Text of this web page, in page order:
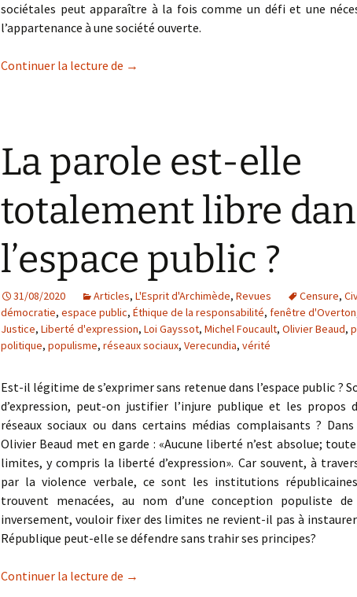
sociétales peut apparaître à la fois comme un défi et une
l’appartenance à une société ouverte.
Continuer la lecture de Démocratie en transition : les
→
La parole est-elle
totalement libre
l’espace public ?
31/08/2020 Articles, L'Esprit d'Archimède, Revues Censure,
démocratie, espace public, Éthique de la responsabilité, fenêtre d'Overton
Justice, Liberté d'expression, Loi Gayssot, Michel Foucault, Olivier Beaud,
politique, populisme, réseaux sociaux, Verecundia, vérité
Est-il légitime de s’exprimer sans retenue dans l’espace public ?
d’expression, peut-on justifier l’injure publique et les propos
réseaux sociaux ou dans certains médias complaisants ?
Olivier Beaud met en garde : «Aucune liberté n’est absolue;
limites, y compris la liberté d’expression». Car souvent, à
par la violence verbale, ce sont les institutions
trouvent menacées, au nom d’une conception populiste
inversement, vouloir fixer des limites ne revient-il pas à instaurer
République peut-elle se défendre sans trahir ses principes?
Continuer la lecture de La parole est-elle totalement libre dans
→